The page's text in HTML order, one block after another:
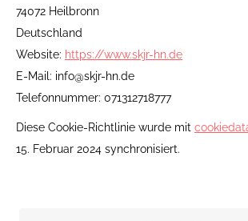
74072 Heilbronn
Deutschland
Website: https://www.skjr-hn.de
E-Mail: info@skjr-hn.de
Telefonnummer: 071312718777
Diese Cookie-Richtlinie wurde mit
15. Februar 2024 synchronisiert.